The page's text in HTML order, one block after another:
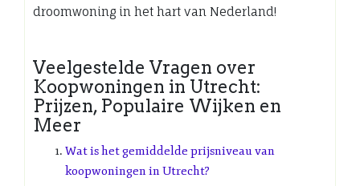
droomwoning in het hart van Nederland!
Veelgestelde Vragen over
Koopwoningen in Utrecht:
Prijzen, Populaire Wijken en
Meer
Wat is het gemiddelde prijsniveau van
koopwoningen in Utrecht?